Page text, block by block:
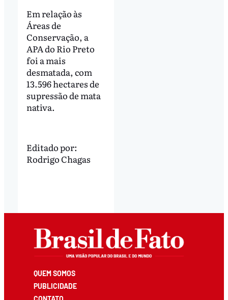
Em relação às
Áreas de
Conservação, a
APA do Rio Preto
foi a mais
desmatada, com
13.596 hectares de
supressão de mata
nativa.
Editado por:
Rodrigo Chagas
QUEM SOMOS
PUBLICIDADE